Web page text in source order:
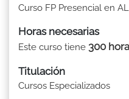
Curso FP Presencial en
Horas necesarias
Este curso tiene 300
Titulación
Cursos Especializados